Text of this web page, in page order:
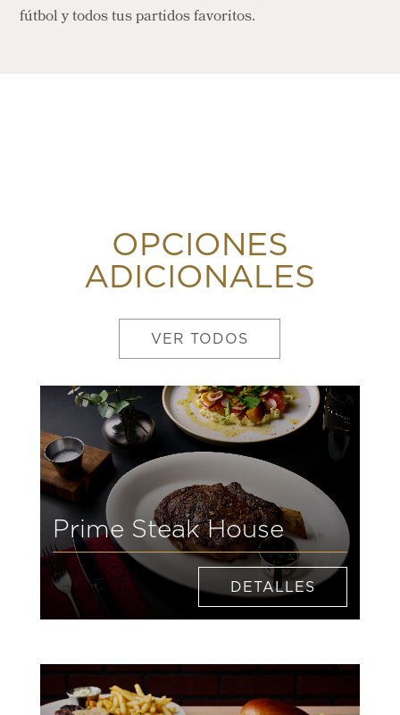
fútbol y todos tus partidos favoritos.
OPCIONES
ADICIONALES
VER TODOS
Prime Steak House
DETALLES